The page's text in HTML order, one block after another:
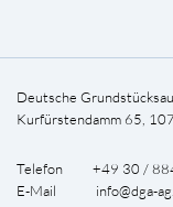
Deutsche
Kurfürstendamm 65,
Telefon +49 30 /
E-Mail info@dga-